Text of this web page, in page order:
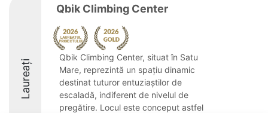
Laureați
Qbik Climbing Center
Qbik Climbing Center, situat în Satu
Mare, reprezintă un spațiu dinamic
destinat tuturor entuziaștilor de
escaladă, indiferent de nivelul de
pregătire. Locul este conceput astfel